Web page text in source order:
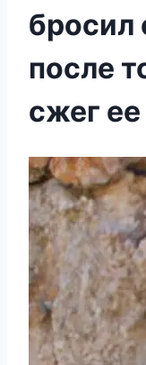
бросил
после
сжег